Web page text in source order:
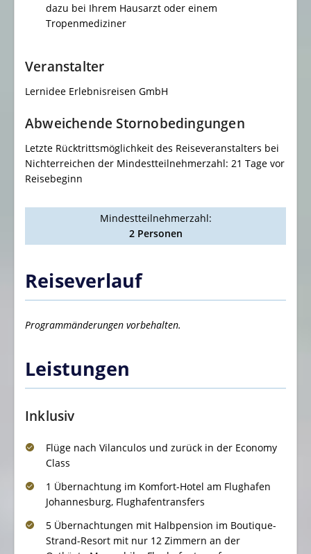
dazu bei Ihrem Hausarzt oder einem
Tropenmediziner
Veranstalter
Lernidee Erlebnisreisen GmbH
Abweichende Stornobedingungen
Letzte Rücktrittsmöglichkeit des Reiseveranstalters bei
Nichterreichen der Mindestteilnehmerzahl: 21 Tage vor
Reisebeginn
Mindestteilnehmerzahl:
2 Personen
Reiseverlauf
Programmänderungen vorbehalten.
Leistungen
Inklusiv
Flüge nach Vilanculos und zurück in der Economy
Class
1 Übernachtung im Komfort-Hotel am Flughafen
Johannesburg, Flughafentransfers
5 Übernachtungen mit Halbpension im Boutique-
Strand-Resort mit nur 12 Zimmern an der